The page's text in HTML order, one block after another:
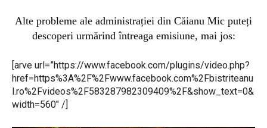
Alte probleme ale administrației din Căianu Mic puteți
descoperi urmărind întreaga emisiune, mai jos:
[arve url=”https://www.facebook.com/plugins/video.php?
href=https%3A%2F%2Fwww.facebook.com%2Fbistriteanu
l.ro%2Fvideos%2F583287982309409%2F&show_text=0&
width=560″ /]